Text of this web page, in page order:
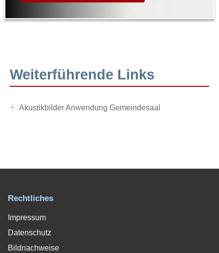
Weiterführende Links
+ Akustikbilder Anwendung Gemeindesaal
Rechtliches
Impressum
Datenschutz
Bildnachweise